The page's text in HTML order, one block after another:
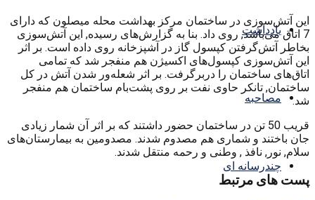
یادداشت
مصاحبه
چندرسانه ای
این آتش‌سوزی در ساختمان مرکز بهداشت محله میصلون که دارای
7 اتاق می‌باشد, روی داد. بنا به گزارش‌های رسیده, این آتش‌سوزی
بخاطر آتش‌گرفتن کپسول گاز در آشپزخانه روی داده است. بر اثر
این آتش‌سوزی کپسول‌های اکسیژن هم منفجر شد که تمامی
اتاق‌های ساختمان را دربرگرفت. بر اثر شعله‌ور شدن آتش در کل
ساختمان, تانکر حاوی نفت بر روی پشت‌بام ساختمان هم منفجر
شد.
قریب 50 تن در ساختمان حضور داشتند که بر اثر آن شمار زیادی
جان باختند و شماری هم مصدوم شدند. مصدومین به بیمارستان‌های
سلام, نور, نافذ , وطنی و رحمه منتقل شدند.
پست های مرتبط